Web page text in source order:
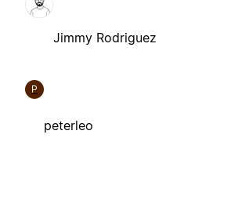
Jimmy Rodriguez
P
peterleo